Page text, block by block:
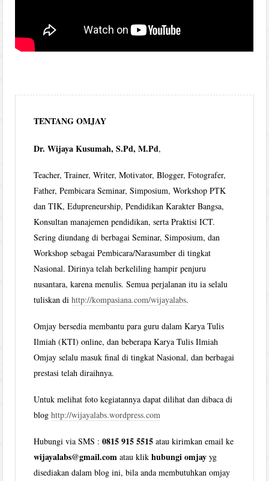
TENTANG OMJAY
Dr. Wijaya Kusumah, S.Pd, M.Pd,
Teacher, Trainer, Writer, Motivator, Blogger, Fotografer,
Father, Pembicara Seminar, Simposium, Workshop PTK
dan TIK, Edupreneurship, Pendidikan Karakter Bangsa,
Konsultan manajemen pendidikan, serta Praktisi ICT.
Sering diundang di berbagai Seminar, Simposium, dan
Workshop sebagai Pembicara/Narasumber di tingkat
Nasional. Dirinya telah berkeliling hampir penjuru
nusantara, karena menulis. Semua perjalanan itu ia selalu
tuliskan dihttp://kompasiana.com/wijayalabs.
Omjay bersedia membantu para guru dalam Karya Tulis
Ilmiah (KTI) online, dan beberapa Karya Tulis Ilmiah
Omjay selalu masuk final di tingkat Nasional, dan berbagai
prestasi telah diraihnya.
Untuk melihat foto kegiatannya dapat dilihat dan dibaca di
bloghttp://wijayalabs.wordpress.com
Hubungi via SMS :0815 915 5515 atau kirimkan email ke
wijayalabs@gmail.com atau klikhubungi omjay yg
disediakan dalam blog ini, bila anda membutuhkan omjay